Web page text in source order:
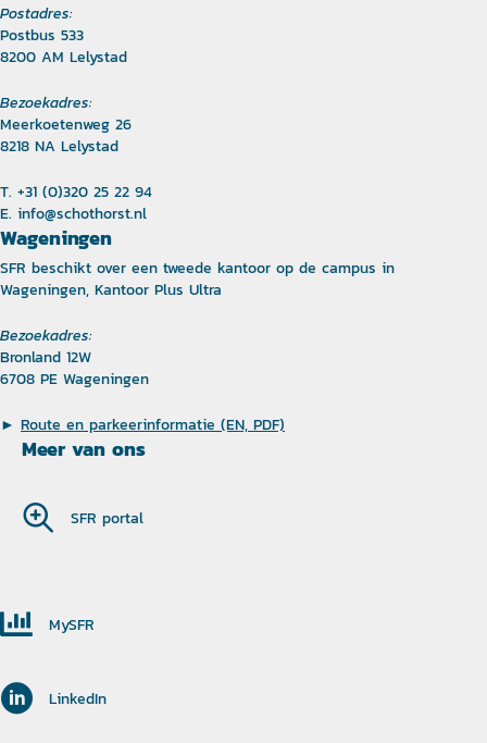
Postadres:
Postbus 533
8200 AM Lelystad
Bezoekadres:
Meerkoetenweg 26
8218 NA Lelystad
T. +31 (0)320 25 22 94
E. info@schothorst.nl
Wageningen
SFR beschikt over een tweede kantoor op de campus in
Wageningen, Kantoor Plus Ultra
Bezoekadres:
Bronland 12W
6708 PE Wageningen
► Route en parkeerinformatie (EN, PDF)
Meer van ons
SFR portal
MySFR
LinkedIn